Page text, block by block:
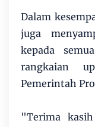
Dalam
juga
kepada
rangkaian
Pemerintah
"Terima